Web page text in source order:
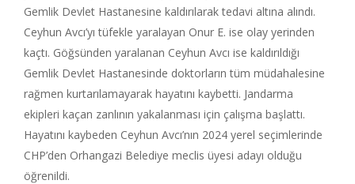
Gemlik Devlet Hastanesine kaldırılarak tedavi altına alındı.
Ceyhun Avcı’yı tüfekle yaralayan Onur E. ise olay yerinden
kaçtı. Göğsünden yaralanan Ceyhun Avcı ise kaldırıldığı
Gemlik Devlet Hastanesinde doktorların tüm müdahalesine
rağmen kurtarılamayarak hayatını kaybetti. Jandarma
ekipleri kaçan zanlının yakalanması için çalışma başlattı.
Hayatını kaybeden Ceyhun Avcı’nın 2024 yerel seçimlerinde
CHP’den Orhangazi Belediye meclis üyesi adayı olduğu
öğrenildi.